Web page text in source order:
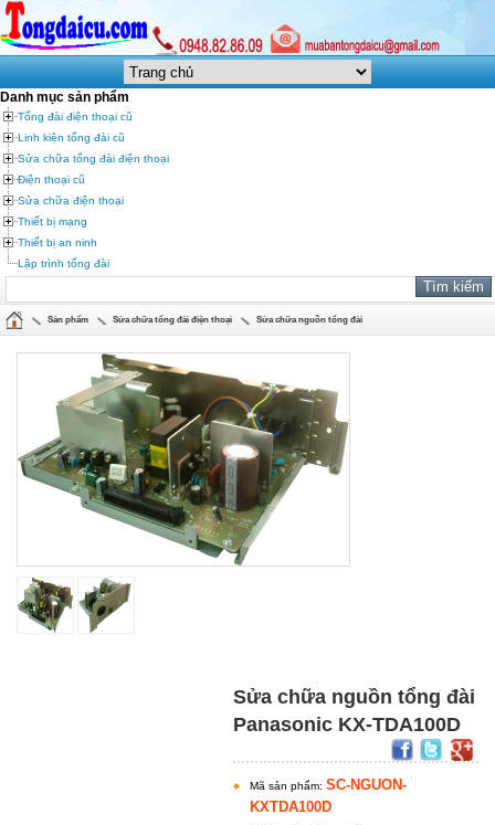
Danh mục sản phẩm
Tổng đài điện thoại cũ
Linh kiện tổng đài cũ
Sửa chữa tổng đài điện thoại
Điện thoại cũ
Sửa chữa điện thoại
Thiết bị mạng
Thiết bị an ninh
Lập trình tổng đài
Sản phẩm Sửa chữa tổng đài điện thoại Sửa chữa nguồn tổng đài
Sửa chữa nguồn tổng đài
Panasonic KX-TDA100D
Mã sản phẩm:SC-NGUON-
KXTDA100D